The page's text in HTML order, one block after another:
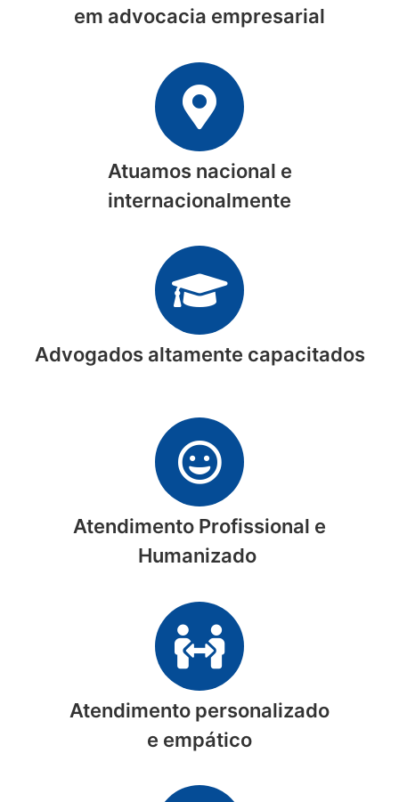
em advocacia empresarial
Atuamos nacional e
internacionalmente
Advogados altamente capacitados
Atendimento Profissional e
Humanizado
Atendimento personalizado
e empático